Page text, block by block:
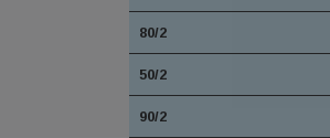
80/2
50/2
90/2